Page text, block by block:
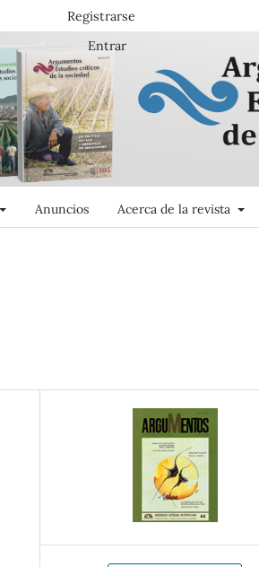
Anuncios Acerca de la revista
Registrarse
Entrar